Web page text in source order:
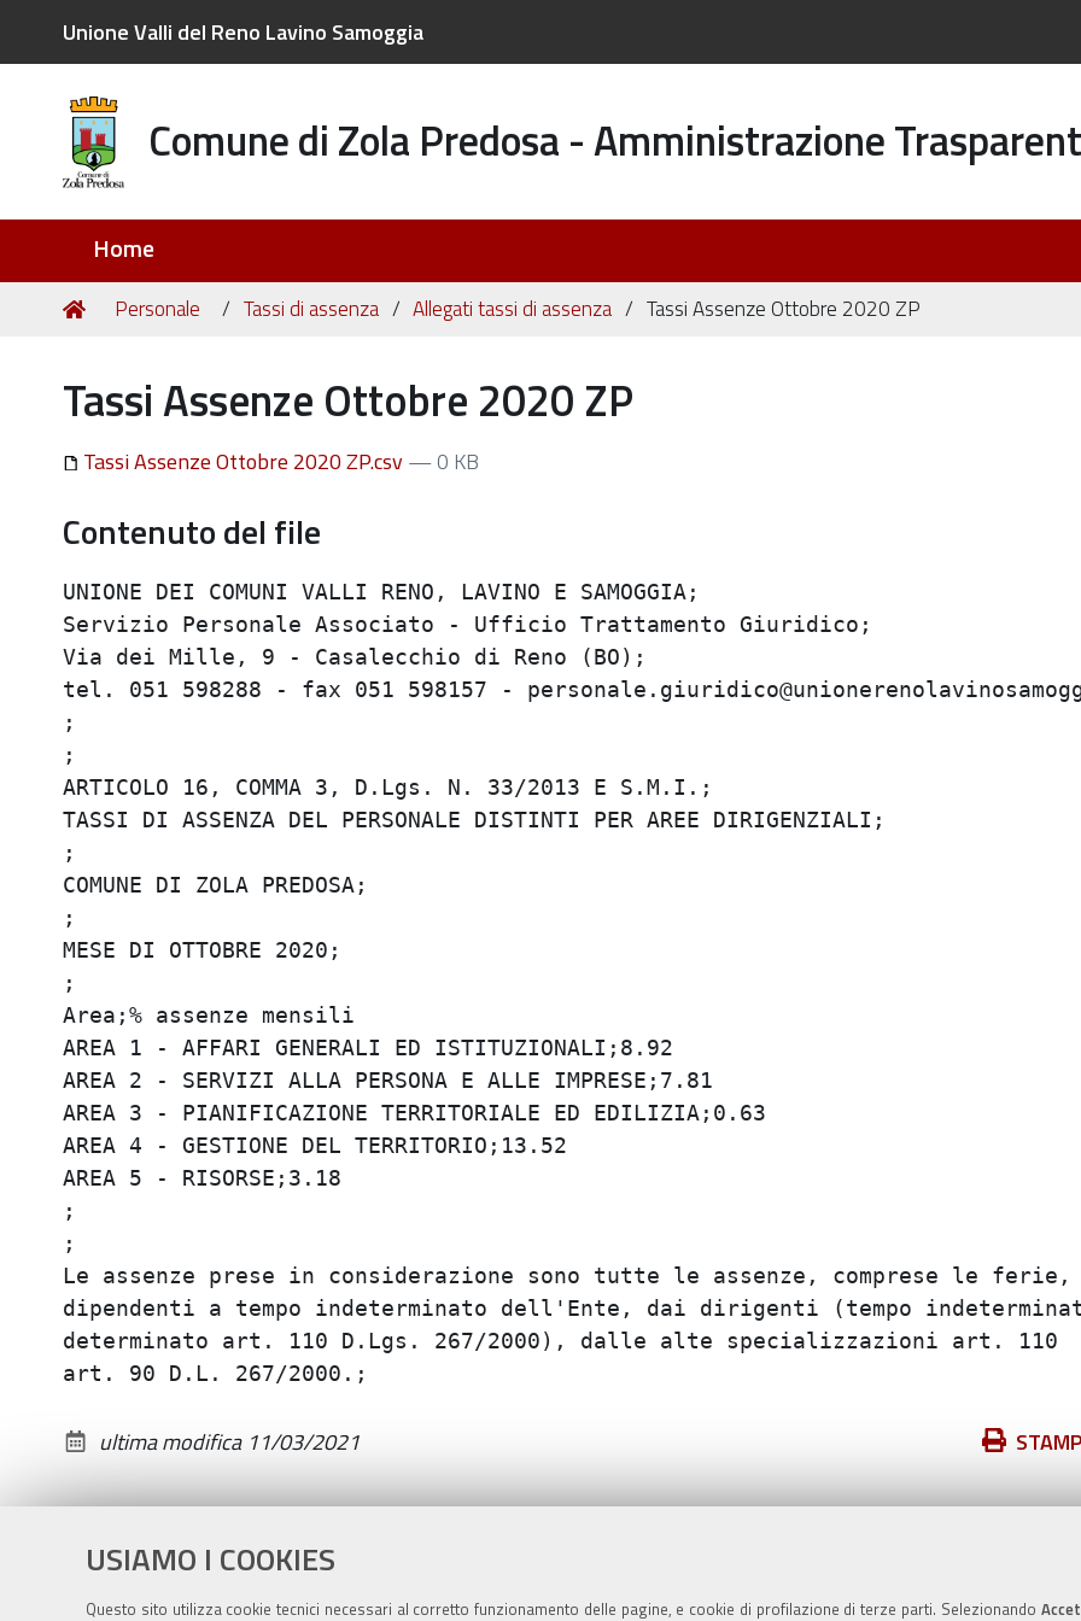
USIAMO I COOKIES
Questo sito utilizza cookie tecnici necessari al corretto funzionamento delle pagine, e cookie di profilazione di terze parti. Selezionando
Unione Valli del Reno Lavino Samoggia
Comune di Zola Predosa - Amministrazione
Home
Tu
Home
Personale Tassi di assenza Allegati tassi di assenza Tassi Assenze Ottobre 2020 ZP
Tassi Assenze Ottobre 2020 ZP
Tassi Assenze Ottobre 2020 ZP.csv — 0 KB
Contenuto del file
UNIONE DEI COMUNI VALLI RENO, LAVINO E SAMOGGIA;
Servizio Personale Associato - Ufficio Trattamento Giuridico;
Via dei Mille, 9 - Casalecchio di Reno (BO);
tel. 051 598288 - fax 051 598157 -
;
;
ARTICOLO 16, COMMA 3, D.Lgs. N. 33/2013 E S.M.I.;
TASSI DI ASSENZA DEL PERSONALE DISTINTI PER AREE DIRIGENZIALI;
;
COMUNE DI ZOLA PREDOSA;
;
MESE DI OTTOBRE 2020;
;
Area;% assenze mensili
AREA 1 - AFFARI GENERALI ED ISTITUZIONALI;8.92
AREA 2 - SERVIZI ALLA PERSONA E ALLE IMPRESE;7.81
AREA 3 - PIANIFICAZIONE TERRITORIALE ED EDILIZIA;0.63
AREA 4 - GESTIONE DEL TERRITORIO;13.52
AREA 5 - RISORSE;3.18
;
;
Le assenze prese in considerazione sono tutte le assenze, comprese le
dipendenti a tempo indeterminato dell'Ente, dai dirigenti (tempo
determinato art. 110 D.Lgs. 267/2000), dalle alte specializzazioni art. 110
Azioni
documento
ultima modifica 11/03/2021